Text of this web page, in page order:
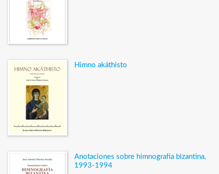
Himno akáthisto
Anotaciones sobre himnografía bizantina,
1993-1994